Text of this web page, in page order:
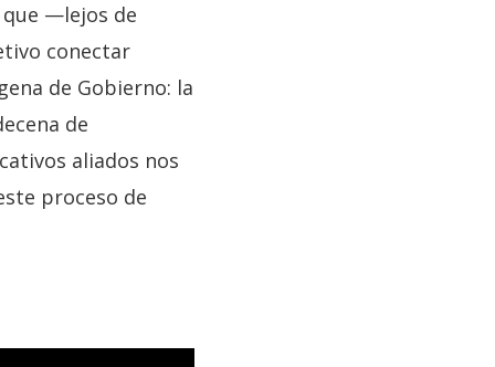
que —lejos de
conectar
de Gobierno: la
de
aliados nos
proceso de